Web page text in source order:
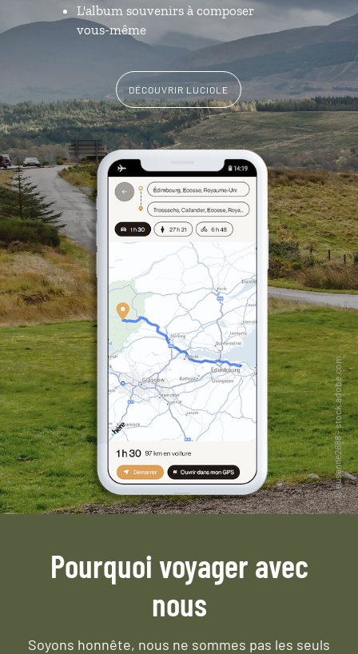
L'album souvenirs à composer
vous-même
DÉCOUVRIR LUCIOLE
Pourquoi voyager avec
nous
Soyons honnête, nous ne sommes pas les seuls